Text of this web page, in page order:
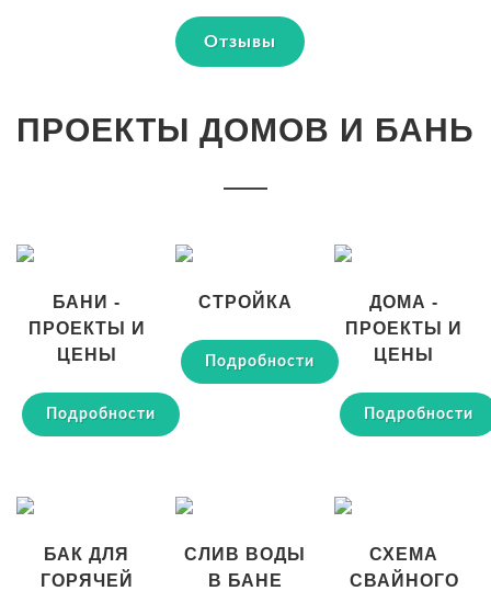
Отзывы
ПРОЕКТЫ ДОМОВ И БАНЬ
БАНИ -
ПРОЕКТЫ И
ЦЕНЫ
Подробности
СТРОЙКА
Подробности
ДОМА -
ПРОЕКТЫ И
ЦЕНЫ
Подробности
БАК ДЛЯ
ГОРЯЧЕЙ
СЛИВ ВОДЫ
В БАНЕ
СХЕМА
СВАЙНОГО